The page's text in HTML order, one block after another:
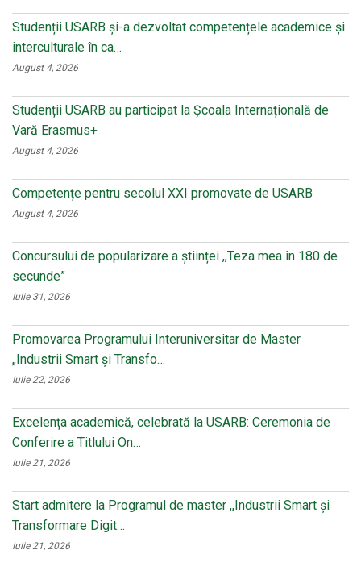
Studenții USARB și-a dezvoltat competențele academice și
interculturale în ca…
August 4, 2026
Studenții USARB au participat la Școala Internațională de
Vară Erasmus+
August 4, 2026
Competențe pentru secolul XXI promovate de USARB
August 4, 2026
Concursului de popularizare a științei ,,Teza mea în 180 de
secunde”
Iulie 31, 2026
Promovarea Programului Interuniversitar de Master
„Industrii Smart și Transfo…
Iulie 22, 2026
Excelența academică, celebrată la USARB: Ceremonia de
Conferire a Titlului On…
Iulie 21, 2026
Start admitere la Programul de master ,,Industrii Smart și
Transformare Digit…
Iulie 21, 2026